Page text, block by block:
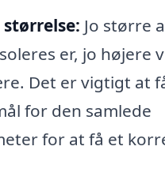
Jo større
er, jo højere
Det er vigtigt at
for den samlede
for at få et